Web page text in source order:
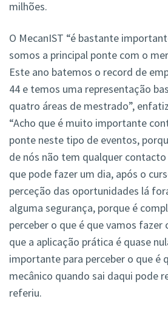
milhões.
O MecanIST “é bastante
somos a principal ponte com o
Este ano batemos o record de
44 e temos uma representação
quatro áreas de mestrado”,
“Acho que é muito importante
ponte neste tipo de eventos,
de nós não tem qualquer
que pode fazer um dia, após o
perceção das oportunidades lá
alguma segurança, porque é
perceber o que é que vamos fazer
que a aplicação prática é quase
importante para perceber o que é
mecânico quando sai daqui pode
referiu.